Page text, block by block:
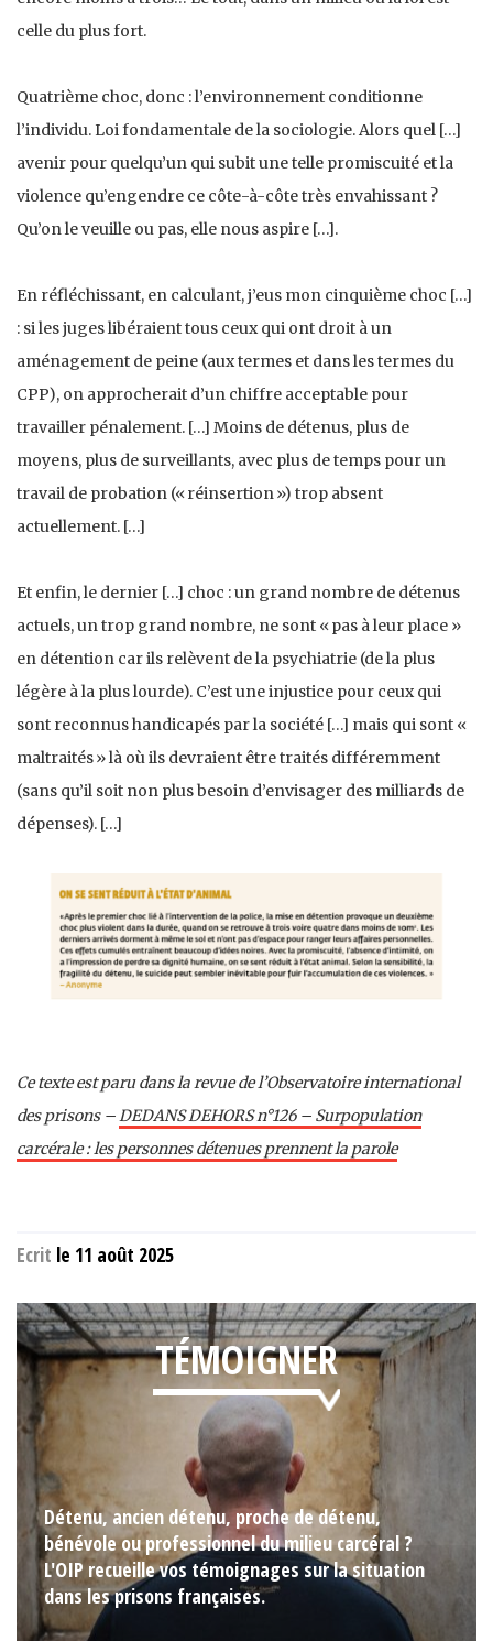
celle du plus fort.
Quatrième choc, donc : l’environnement conditionne
l’individu. Loi fondamentale de la sociologie. Alors quel […]
avenir pour quelqu’un qui subit une telle promiscuité et la
violence qu’engendre ce côte-à-côte très envahissant ?
Qu’on le veuille ou pas, elle nous aspire […].
En réfléchissant, en calculant, j’eus mon cinquième choc […]
: si les juges libéraient tous ceux qui ont droit à un
aménagement de peine (aux termes et dans les termes du
CPP), on approcherait d’un chiffre acceptable pour
travailler pénalement. […] Moins de détenus, plus de
moyens, plus de surveillants, avec plus de temps pour un
travail de probation (« réinsertion ») trop absent
actuellement. […]
Et enfin, le dernier […] choc : un grand nombre de détenus
actuels, un trop grand nombre, ne sont « pas à leur place »
en détention car ils relèvent de la psychiatrie (de la plus
légère à la plus lourde). C’est une injustice pour ceux qui
sont reconnus handicapés par la société […] mais qui sont «
maltraités » là où ils devraient être traités différemment
(sans qu’il soit non plus besoin d’envisager des milliards de
dépenses). […]
Ce texte est paru dans la revue de l’Observatoire international
des prisons –DEDANS DEHORS n°126 – Surpopulation
carcérale : les personnes détenues prennent la parole
Ecrit le 11 août 2025
TÉMOIGNER
Détenu, ancien détenu, proche de détenu,
bénévole ou professionnel du milieu carcéral ?
L'OIP recueille vos témoignages sur la situation
dans les prisons françaises.